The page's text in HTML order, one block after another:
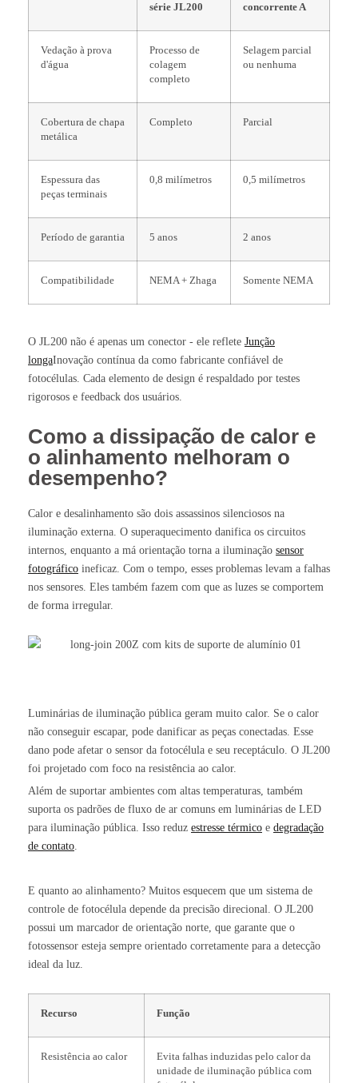
série JL200
concorrente A
Vedação à prova
d'água
Processo de
colagem
completo
Selagem parcial
ou nenhuma
Cobertura de chapa
metálica
Completo Parcial
Espessura das
peças terminais
0,8 milímetros 0,5 milímetros
Período de garantia 5 anos 2 anos
Compatibilidade NEMA + Zhaga Somente NEMA
O JL200 não é apenas um conector - ele reflete Junção
longaInovação contínua da como fabricante confiável de
fotocélulas. Cada elemento de design é respaldado por testes
rigorosos e feedback dos usuários.
Como a dissipação de calor e
o alinhamento melhoram o
desempenho?
Calor e desalinhamento são dois assassinos silenciosos na
iluminação externa. O superaquecimento danifica os circuitos
internos, enquanto a má orientação torna a iluminação sensor
fotográfico ineficaz. Com o tempo, esses problemas levam a falhas
nos sensores. Eles também fazem com que as luzes se comportem
de forma irregular.
Luminárias de iluminação pública geram muito calor. Se o calor
não conseguir escapar, pode danificar as peças conectadas. Esse
dano pode afetar o sensor da fotocélula e seu receptáculo. O JL200
foi projetado com foco na resistência ao calor.
Além de suportar ambientes com altas temperaturas, também
suporta os padrões de fluxo de ar comuns em luminárias de LED
para iluminação pública. Isso reduz estresse térmico e degradação
de contato.
E quanto ao alinhamento? Muitos esquecem que um sistema de
controle de fotocélula depende da precisão direcional. O JL200
possui um marcador de orientação norte, que garante que o
fotossensor esteja sempre orientado corretamente para a detecção
ideal da luz.
Recurso Função
Resistência ao calor
Evita falhas induzidas pelo calor da
unidade de iluminação pública com